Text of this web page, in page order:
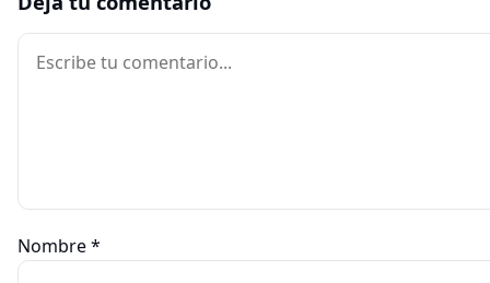
Comentario
Nombre*